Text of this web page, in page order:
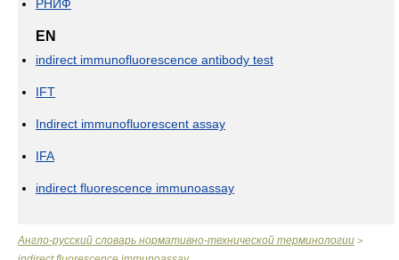
РНИФ
EN
indirect immunofluorescence antibody test
IFT
Indirect immunofluorescent assay
IFA
indirect fluorescence immunoassay
Англо-русский словарь нормативно-технической терминологии >